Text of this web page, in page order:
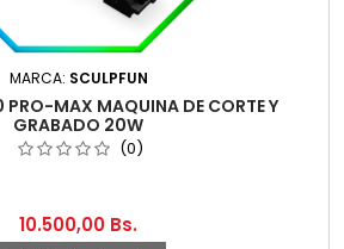
MARCA: SCULPFUN
PRO-MAX MAQUINA DE CORTE Y
GRABADO 20W
(0)
10.500,00 Bs.